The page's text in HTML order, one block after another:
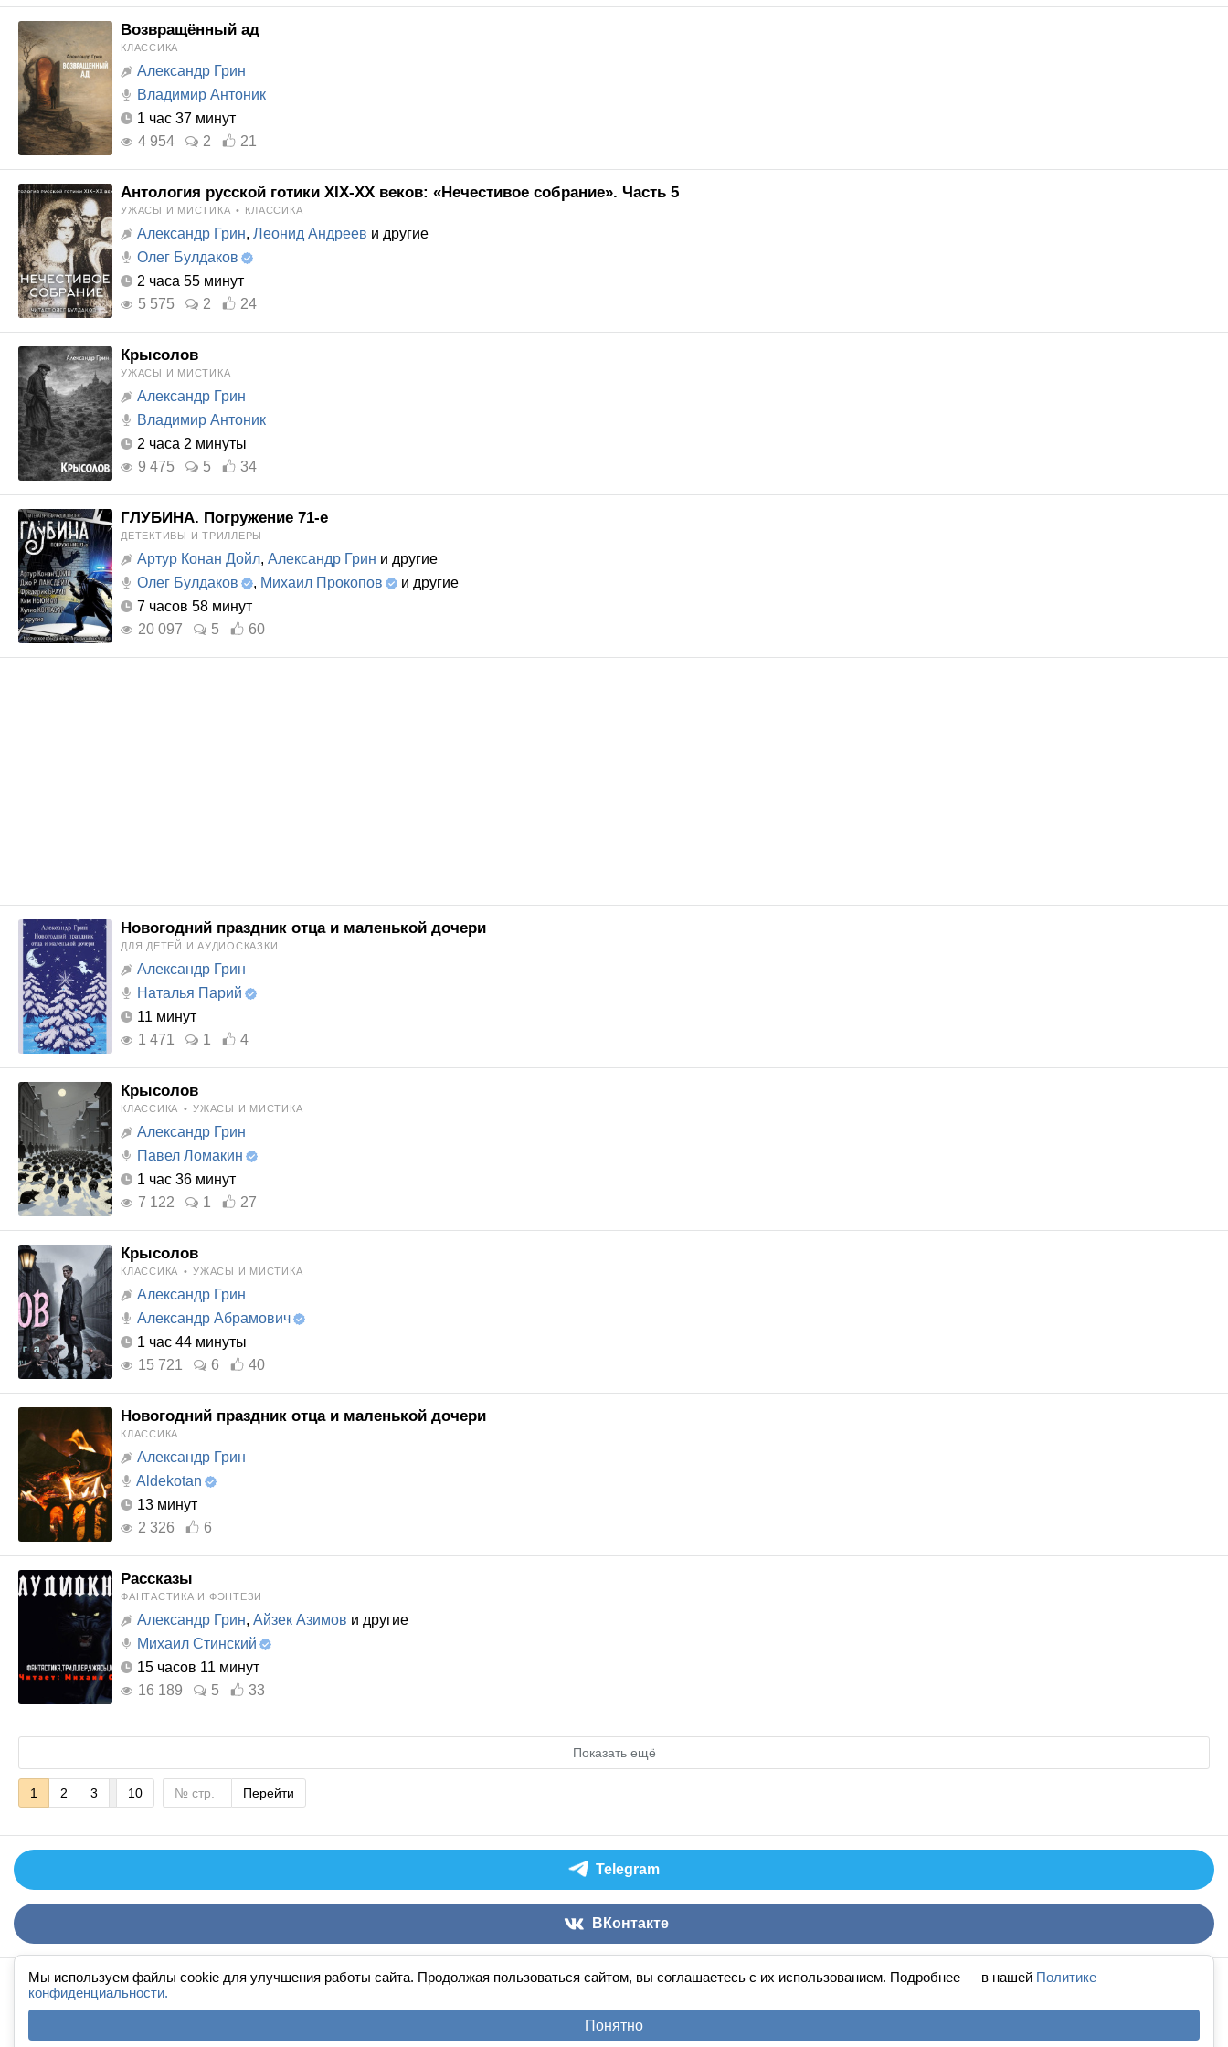
Мы используем файлы cookie для улучшения работы сайта. Продолжая пользоваться сайтом, вы соглашаетесь с их использованием. Подробнее — в нашей Политике
конфиденциальности.
Понятно
Возвращённый ад
КЛАССИКА
Александр Грин
Владимир Антоник
1 час 37 минут
4 954
2 21
Антология русской готики XIX-XX веков: «Нечестивое собрание». Часть 5
УЖАСЫ И МИСТИКА • КЛАССИКА
Александр Грин, Леонид Андреев и другие
Олег Булдаков
2 часа 55 минут
5 575
2 24
Крысолов
УЖАСЫ И МИСТИКА
Александр Грин
Владимир Антоник
2 часа 2 минуты
9 475
5 34
ГЛУБИНА. Погружение 71-е
ДЕТЕКТИВЫ И ТРИЛЛЕРЫ
Артур Конан Дойл, Александр Грин и другие
Олег Булдаков
, Михаил Прокопов
и другие
7 часов 58 минут
20 097
5 60
Новогодний праздник отца и маленькой дочери
ДЛЯ ДЕТЕЙ И АУДИОСКАЗКИ
Александр Грин
Наталья Парий
11 минут
1 471
1 4
Крысолов
КЛАССИКА • УЖАСЫ И МИСТИКА
Александр Грин
Павел Ломакин
1 час 36 минут
7 122
1 27
Крысолов
КЛАССИКА • УЖАСЫ И МИСТИКА
Александр Грин
Александр Абрамович
1 час 44 минуты
15 721
6 40
Новогодний праздник отца и маленькой дочери
КЛАССИКА
Александр Грин
Aldekotan
13 минут
2 326
6
Рассказы
ФАНТАСТИКА И ФЭНТЕЗИ
Александр Грин, Айзек Азимов и другие
Михаил Стинский
15 часов 11 минут
16 189
5 33
Показать ещё
1 2 3 10 Перейти
Telegram
ВКонтакте
Аудиокниги слушать онлайн книгавухе© 2026
По всем вопросам:admin@knigavuhe.ru
FAQ
· Правила сайта · Добавить книгу · Полная версия · Новый дизайн